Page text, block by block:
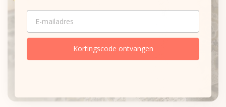
Onze matten
Gepolsterde mat
Een zachte schuimkern dempt elke stap merkbaar,
terwijl de High-Grip-technologie ervoor zorgt dat de
gepolsterde mat goed op zijn plek blijft – ideaal voor
brengt ze gezellig comfort in huis.
EMAIL
Kortingscode ontvangen